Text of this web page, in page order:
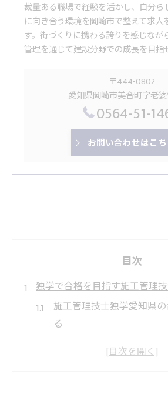
裁量ある職場で経験を活かし、自分ら
に向き合う環境を岡崎市で整えて求人
す。街づくりに携わる誇りを感じなが
管理を通じて建設分野での成長を目指
〒444-0802
愛知県岡崎市美合町字老
0564-51-
お問い合わせはこ
目次
独学で合格を目指す施工管理
施工管理技士独学愛知県
る
施工管理技士独学愛知県